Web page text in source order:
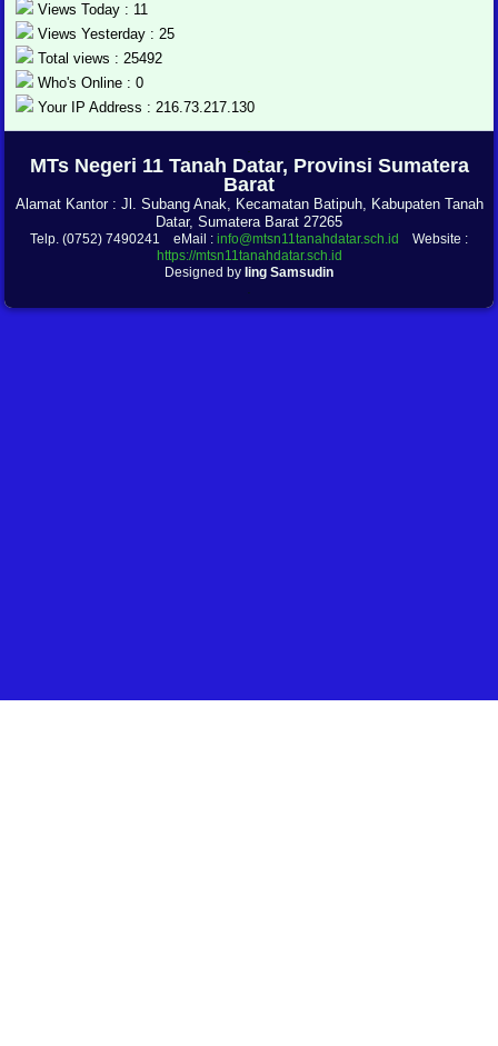
Views Today : 11
Views Yesterday : 25
Total views : 25492
Who's Online : 0
Your IP Address : 216.73.217.130
MTs Negeri 11 Tanah Datar, Provinsi Sumatera
Barat
Alamat Kantor : Jl. Subang Anak, Kecamatan Batipuh, Kabupaten Tanah
Datar, Sumatera Barat 27265
Telp. (0752) 7490241 eMail : info@mtsn11tanahdatar.sch.id
Website :
https://mtsn11tanahdatar.sch.id
Designed by Iing Samsudin